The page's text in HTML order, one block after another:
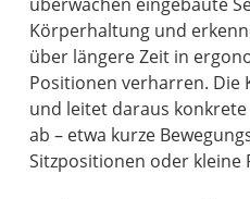
Körperhaltung und
über längere Zeit in
Positionen verharren. Die
und leitet daraus
ab – etwa kurze
Sitzpositionen oder kleine